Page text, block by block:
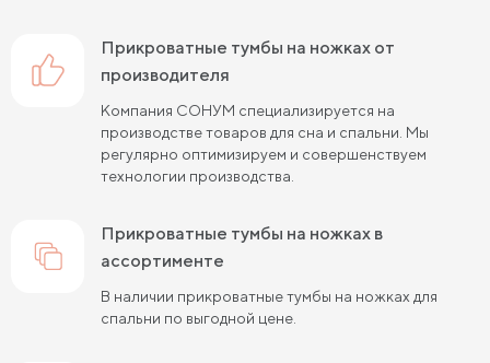
прикроватные тумбы на ножках от
производителя
Компания СОНУМ специализируется на
производстве товаров для сна и спальни. Мы
регулярно оптимизируем и совершенствуем
технологии производства.
прикроватные тумбы на ножках в
ассортименте
В наличии прикроватные тумбы на ножках для
спальни по выгодной цене.